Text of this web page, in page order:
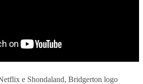
e Shondaland, Bridgerton logo